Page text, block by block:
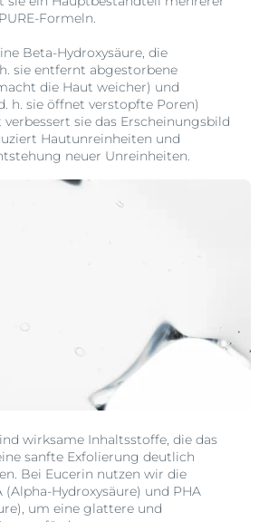
Formeln.
Beta-Hydroxysäure, die
sie entfernt abgestorbene
die Haut weicher) und
h. sie öffnet verstopfte Poren)
sie das Erscheinungsbild
Hautunreinheiten und
neuer Unreinheiten.
wirksame Inhaltsstoffe, die das
sanfte Exfolierung deutlich
Bei Eucerin nutzen wir die
(Alpha-Hydroxysäure) und PHA
um eine glattere und